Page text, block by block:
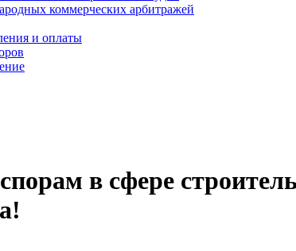
коммерческих арбитражей
и оплаты
в сфере